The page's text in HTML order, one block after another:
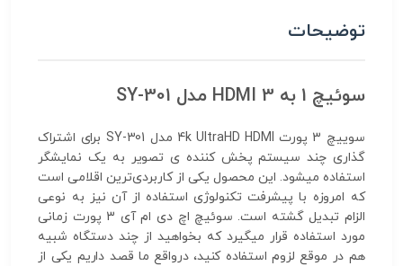
توضیحات
سوئیچ 1 به 3 HDMI مدل SY-301
سوییچ 3 پورت 4k UltraHD HDMI مدل SY-301 برای اشتراک
گذاری چند سیستم پخش کننده ی تصویر به یک نمایشگر
استفاده میشود. این محصول یکی از کاربردی‌ترین اقلامی است
که امروزه با پیشرفت تکنولوژی استفاده از آن نیز به نوعی
الزام تبدیل گشته است. سوئیچ اچ دی ام آی 3 پورت زمانی
مورد استفاده قرار میگیرد که بخواهید از چند دستگاه شبیه
هم در موقع لزوم استفاده کنید، درواقع ما قصد داریم یکی از